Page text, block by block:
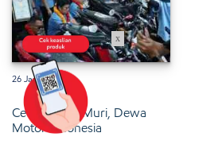
26 Januari 2025
Cetak Rekor Muri, Dewa
Motor Indonesia
x